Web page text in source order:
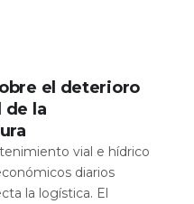
el deterioro
de la
vial e hídrico
diarios
la logística. El